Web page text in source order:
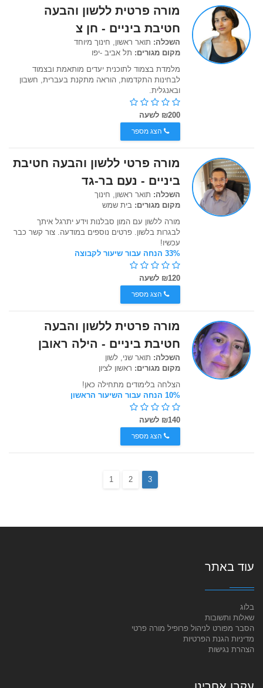
מורה פרטית ללשון והבעה
חטיבת ביניים - חן צ
השכלה: תואר ראשון, חינוך מיוחד
מקום מגורים: תל אביב -יפו
מלמדת בצמוד לתוכנית יעדים מותאמת ובצמוד
לבחינות התקדמות, הוראה מתקנת בעברית, חשבון
ובאנגלית.
₪200 לשעה
הצג מספר
מורה פרטי ללשון והבעה חטיבת
ביניים - נעם בר-גד
השכלה: תואר ראשון, חינוך
מקום מגורים: בית שמש
מורה ללשון עם המון סבלנות וידע יתרגל איתך
לבגרות בלשון. פרטים נוספים במודעה. צור קשר כבר
עכשיו!
33% הנחה עבור שיעור לקבוצה
₪120 לשעה
הצג מספר
מורה פרטית ללשון והבעה
חטיבת ביניים - הילה ראובן
השכלה: תואר שני, לשון
מקום מגורים: ראשון לציון
הצלחה בלימודים מתחילה כאן!
10% הנחה עבור השיעור הראשון
₪140 לשעה
הצג מספר
1 2 3
עוד באתר
בלוג
שאלות ותשובות
הסבר מפורט לניהול פרופיל מורה פרטי
מדיניות הגנת הפרטיות
הצהרת נגישות